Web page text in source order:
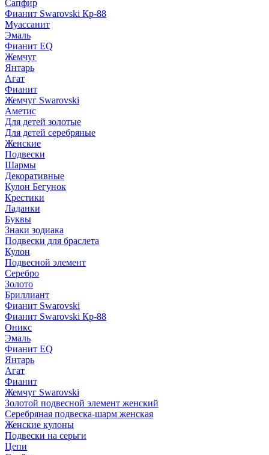
Сапфир
Фианит Swarovski Кр-88
Муассанит
Эмаль
Фианит EQ
Жемчуг
Янтарь
Агат
Фианит
Жемчуг Swarovski
Аметис
Для детей золотые
Для детей серебряные
Женские
Подвески
Шармы
Декоративные
Кулон Бегунок
Крестики
Ладанки
Буквы
Знаки зодиака
Подвески для браслета
Кулон
Подвесной элемент
Серебро
Золото
Бриллиант
Фианит Swarovski
Фианит Swarovski Кр-88
Оникс
Эмаль
Фианит EQ
Янтарь
Агат
Фианит
Жемчуг Swarovski
Золотой подвесной элемент женcкий
Серебряная подвеска-шарм женская
Женские кулоны
Подвески на серьги
Цепи